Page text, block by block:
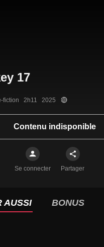
fiction   2h11   2025
Contenu indisponible
Se connecter Partager
AUSSI BONUS